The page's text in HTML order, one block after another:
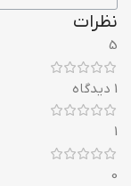
نظرات
5
1 دیدگاه
1
0